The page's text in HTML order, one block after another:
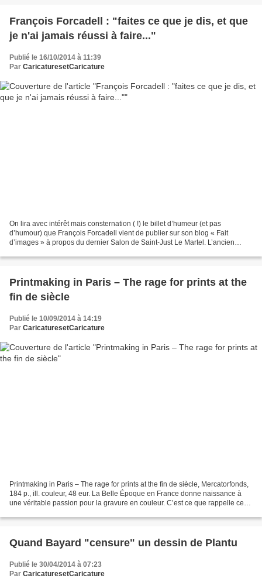
François Forcadell : "faites ce que je dis, et que
je n'ai jamais réussi à faire..."
Publié le 16/10/2014 à 11:39
Par CaricaturesetCaricature
On lira avec intérêt mais consternation ( !) le billet d’humeur (et pas
d’humour) que François Forcadell vient de publier sur son blog « Fait
d’images » à propos du dernier Salon de Saint-Just Le Martel. L’ancien
Printmaking in Paris – The rage for prints at the
fin de siècle
Publié le 10/09/2014 à 14:19
Par CaricaturesetCaricature
Printmaking in Paris – The rage for prints at the fin de siècle, Mercatorfonds,
184 p., ill. couleur, 48 eur. La Belle Époque en France donne naissance à
une véritable passion pour la gravure en couleur. C’est ce que rappelle ce
Quand Bayard "censure" un dessin de Plantu
Publié le 30/04/2014 à 07:23
Par CaricaturesetCaricature